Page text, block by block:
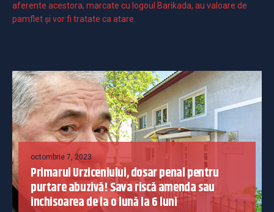
aferente acestora, marcate cu logoul Barikada, au valoare de
pamflet și vor fi tratate ca atare.
octombrie 7, 2023
Primarul Urziceniului, dosar penal pentru
purtare abuzivă! Sava riscă amenda sau
închisoarea de la o lună la 6 luni